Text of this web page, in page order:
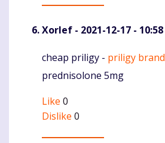
Xorlef - 2021-12-17 - 10:58
Komentaras
cheap priligy - priligy brand
prednisolone 5mg
Like 0
Dislike 0